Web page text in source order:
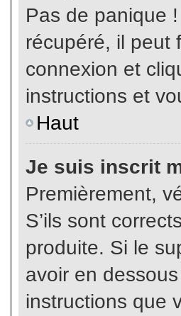
Pas de panique
récupéré, il peut
connexion et
instructions et
Haut
Je suis inscrit
Premièrement,
S’ils sont
produite. Si le
avoir en
instructions que